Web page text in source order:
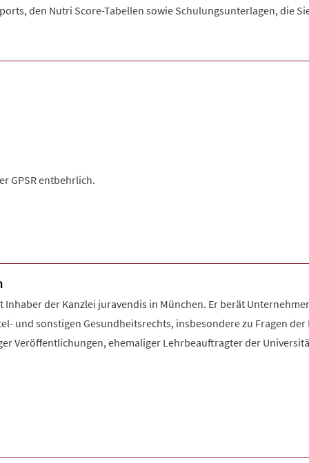
den Nutri Score-Tabellen sowie Schulungsunterlagen, die
GPSR entbehrlich.
Inhaber der Kanzlei juravendis in München. Er berät
und sonstigen Gesundheitsrechts, insbesondere zu Fragen
Veröffentlichungen, ehemaliger Lehrbeauftragter der